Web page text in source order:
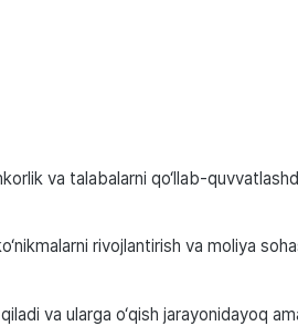
va talabalarni qo‘llab-
rivojlantirish va moliya
va ularga o‘qish jarayonidayoq